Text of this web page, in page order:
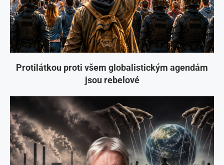
Protilátkou proti všem globalistickým agendám
jsou rebelové